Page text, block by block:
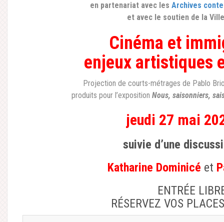
en partenariat avec les Archives
et avec le soutien de la
Cinéma et
enjeux artistiques
Projection de courts-métrages de Pablo
produits pour l’exposition Nous, saisonniers,
jeudi 27 mai
suivie d’une
Katharine Dominicé et
ENTRÉE
RÉSERVEZ VOS